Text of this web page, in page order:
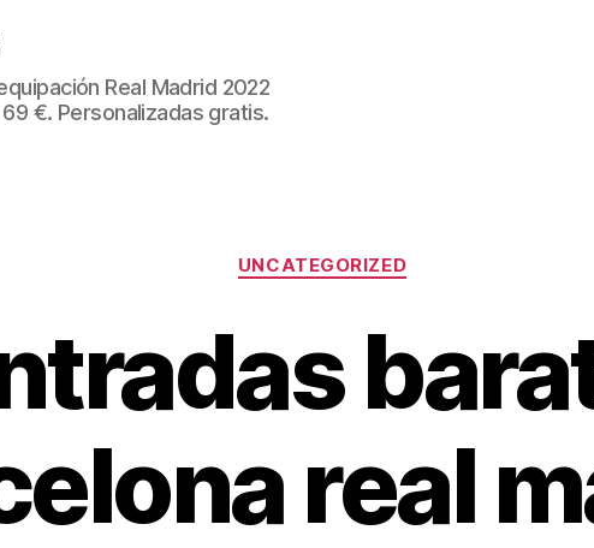
Real Madrid 2022
€. Personalizadas gratis.
Categorías
UNCATEGORIZED
real